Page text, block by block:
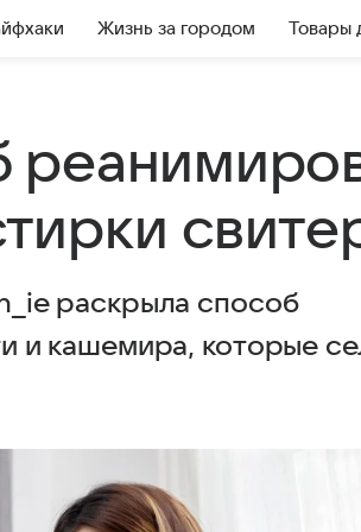
Жизнь за городом Товары
раскрыла способ
и кашемира, которые